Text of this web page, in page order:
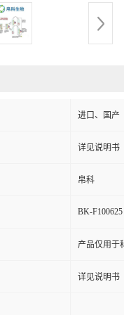
进口、国产
详见说明书
帛科
BK-F100625
产品仅用于
详见说明书